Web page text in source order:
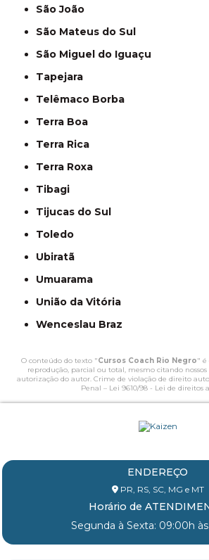
São João
São Mateus do Sul
São Miguel do Iguaçu
Tapejara
Telêmaco Borba
Terra Boa
Terra Rica
Terra Roxa
Tibagi
Tijucas do Sul
Toledo
Ubiratã
Umuarama
União da Vitória
Wenceslau Braz
O conteúdo do texto "Cursos Coach Rio Negro" é
reprodução, parcial ou total, mesmo citando
autorização do autor. Crime de violação de direito
Penal – Lei 9610/98 - Lei de direitos
ENDEREÇO
PR, RS, SC, MG e MT
Horário de
Segunda à Sexta: 09:00h